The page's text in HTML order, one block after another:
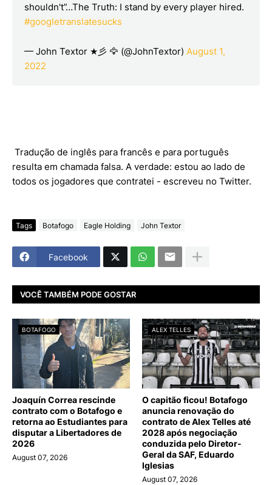
shouldn't”…The Truth: I stand by every player hired.
#googletranslatesucks
— John Textor ★彡 🦅 (@JohnTextor) August 1,
2022
Tradução de inglês para francês e para português
resulta em chamada falsa. A verdade: estou ao lado de
todos os jogadores que contratei - escreveu no Twitter.
Tags Botafogo Eagle Holding John Textor
Facebook
VOCÊ TAMBÉM PODE GOSTAR
BOTAFOGO
Joaquín Correa rescinde
contrato com o Botafogo e
retorna ao Estudiantes para
disputar a Libertadores de
2026
August 07, 2026
ALEX TELLES
O capitão ficou! Botafogo
anuncia renovação do
contrato de Alex Telles até
2028 após negociação
conduzida pelo Diretor-
Geral da SAF, Eduardo
Iglesias
August 07, 2026